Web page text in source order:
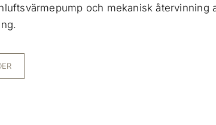
och mekanisk återvinning